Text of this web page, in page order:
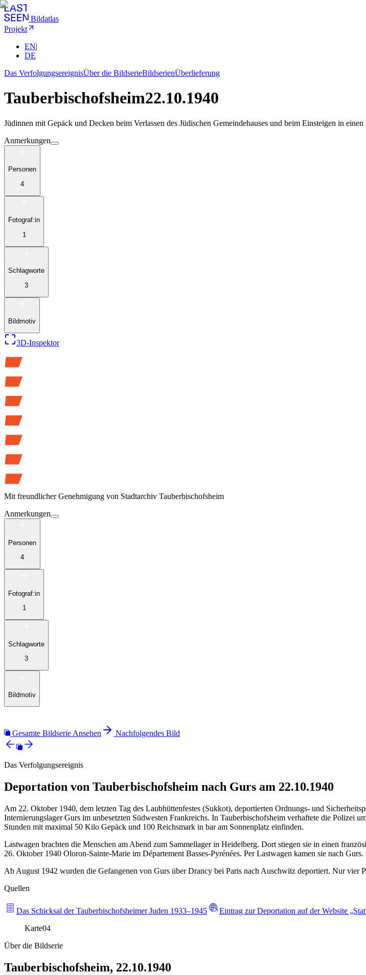
Bildatlas
Projekt
EN|
DE
Das VerfolgungsereignisÜber die BildserieBildserienÜberlieferung
Tauberbischofsheim22.10.1940
Jüdinnen mit Gepäck und Decken beim Verlassen des Jüdischen Gemeindehauses und beim Einsteigen in
Anmerkungen
Personen
4
Fotograf:in
1
Schlagworte
3
Bildmotiv
3D-Inspektor
Mit freundlicher Genehmigung von Stadtarchiv Tauberbischofsheim
Anmerkungen
Personen
4
Fotograf:in
1
Schlagworte
3
Bildmotiv
Gesamte Bildserie Ansehen Nachfolgendes Bild
Das Verfolgungsereignis
Deportation von Tauberbischofsheim nach Gurs am 22.10.1940
Am 22. Oktober 1940, dem letzten Tag des Laubhüttenfestes (Sukkot), deportierten Ordnungs- und
Internierungslager Gurs im unbesetzten Südwesten Frankreichs. In Tauberbischofsheim verhaftete die Polizei
Stunden mit maximal 50 Kilo Gepäck und 100 Reichsmark in bar am Sonnenplatz einfinden.
Lastwagen brachten die Menschen am Abend zum Sammellager in Heidelberg. Dort stiegen sie in einen
26. Oktober 1940 Oloron-Sainte-Marie im Département Basses-Pyrénées. Per Lastwagen kamen sie nach Gurs.
Ab August 1942 wurden die Gefangenen von Gurs über Drancy bei Paris nach Auschwitz deportiert. Nur vier
Quellen
Das Schicksal der Tauberbischofsheimer Juden 1933–1945 Eintrag zur Deportation auf der Website
Karte04
Über die Bildserie
Tauberbischofsheim, 22.10.1940